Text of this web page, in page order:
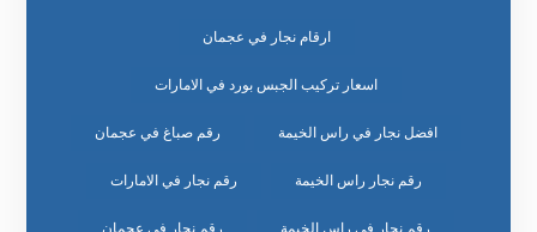
ارقام نجار في عجمان
اسعار تركيب الجبس بورد في الامارات
افضل نجار في راس الخيمة رقم صباغ في عجمان
رقم نجار راس الخيمة رقم نجار في الامارات
رقم نجار في راس الخيمة رقم نجار في عجمان